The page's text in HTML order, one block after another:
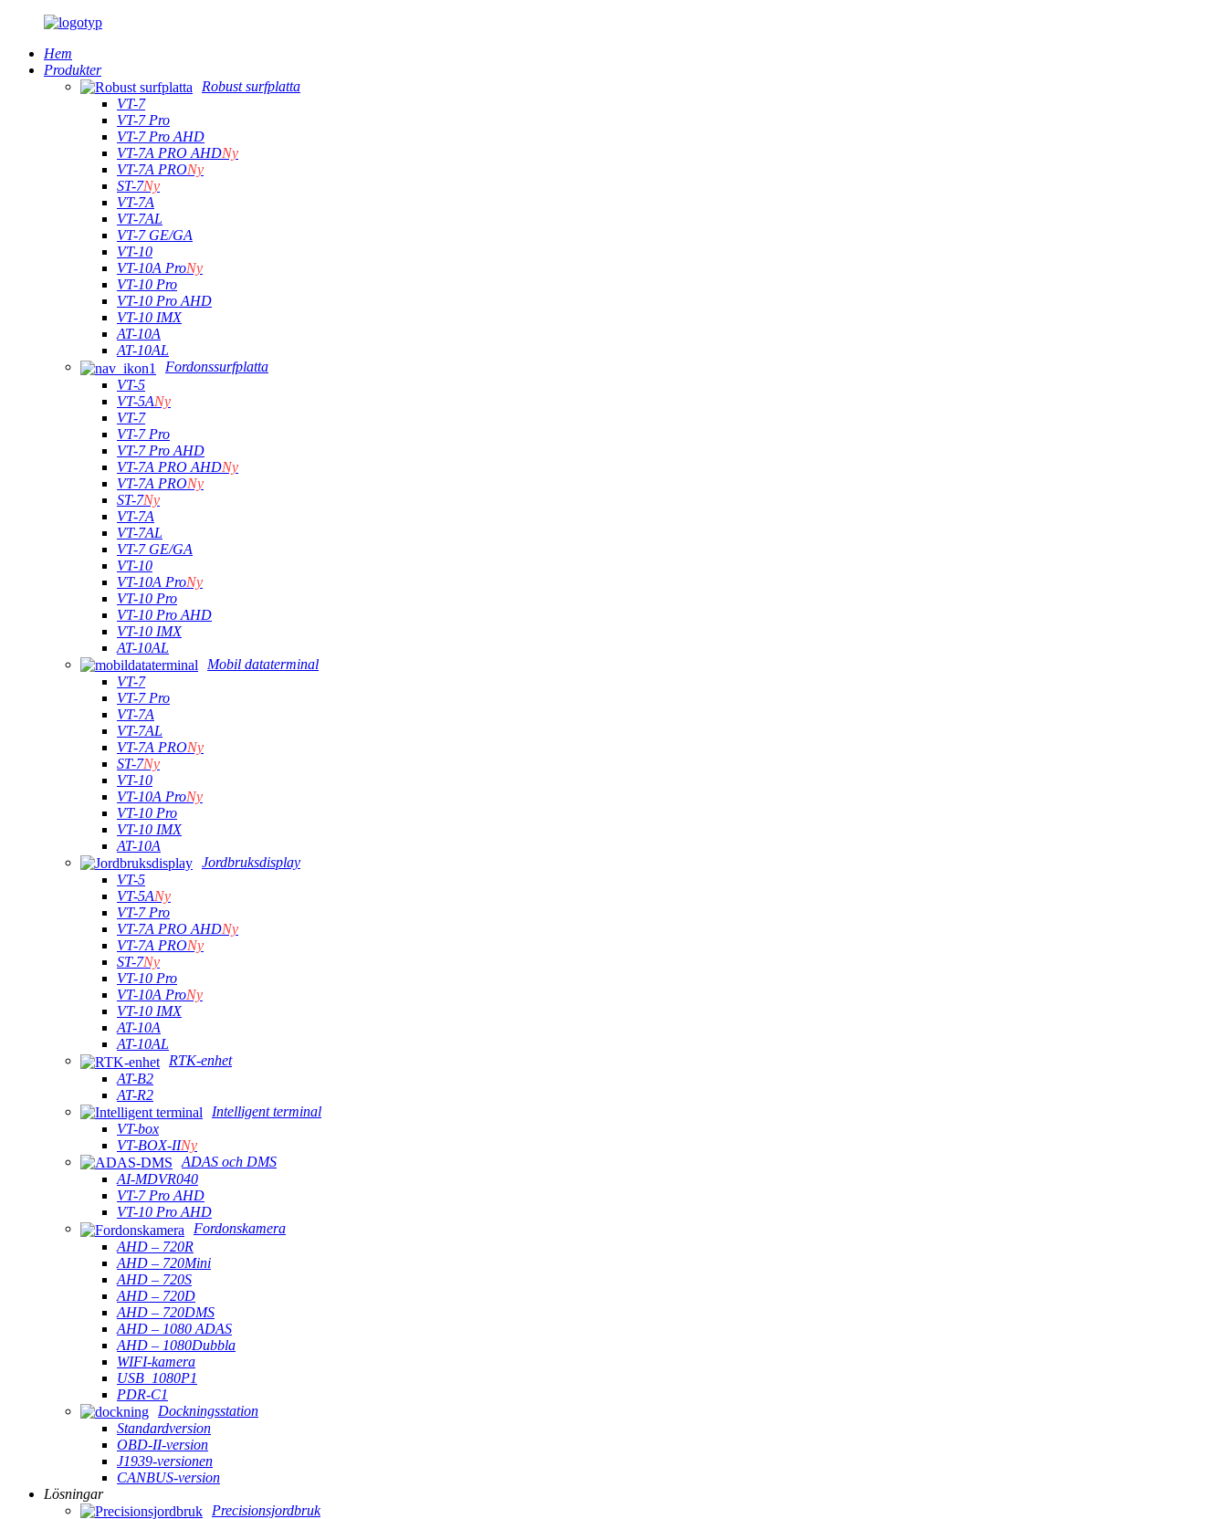
Hem
Produkter
Robust surfplatta
VT-7
VT-7 Pro
VT-7 Pro AHD
VT-7A PRO AHDNy
VT-7A PRONy
ST-7Ny
VT-7A
VT-7AL
VT-7 GE/GA
VT-10
VT-10A ProNy
VT-10 Pro
VT-10 Pro AHD
VT-10 IMX
AT-10A
AT-10AL
Fordonssurfplatta
VT-5
VT-5ANy
VT-7
VT-7 Pro
VT-7 Pro AHD
VT-7A PRO AHDNy
VT-7A PRONy
ST-7Ny
VT-7A
VT-7AL
VT-7 GE/GA
VT-10
VT-10A ProNy
VT-10 Pro
VT-10 Pro AHD
VT-10 IMX
AT-10AL
Mobil dataterminal
VT-7
VT-7 Pro
VT-7A
VT-7AL
VT-7A PRONy
ST-7Ny
VT-10
VT-10A ProNy
VT-10 Pro
VT-10 IMX
AT-10A
Jordbruksdisplay
VT-5
VT-5ANy
VT-7 Pro
VT-7A PRO AHDNy
VT-7A PRONy
ST-7Ny
VT-10 Pro
VT-10A ProNy
VT-10 IMX
AT-10A
AT-10AL
RTK-enhet
AT-B2
AT-R2
Intelligent terminal
VT-box
VT-BOX-IINy
ADAS och DMS
AI-MDVR040
VT-7 Pro AHD
VT-10 Pro AHD
Fordonskamera
AHD – 720R
AHD – 720Mini
AHD – 720S
AHD – 720D
AHD – 720DMS
AHD – 1080 ADAS
AHD – 1080Dubbla
WIFI-kamera
USB_1080P1
PDR-C1
Dockningsstation
Standardversion
OBD-II-version
J1939-versionen
CANBUS-version
Lösningar
Precisionsjordbruk